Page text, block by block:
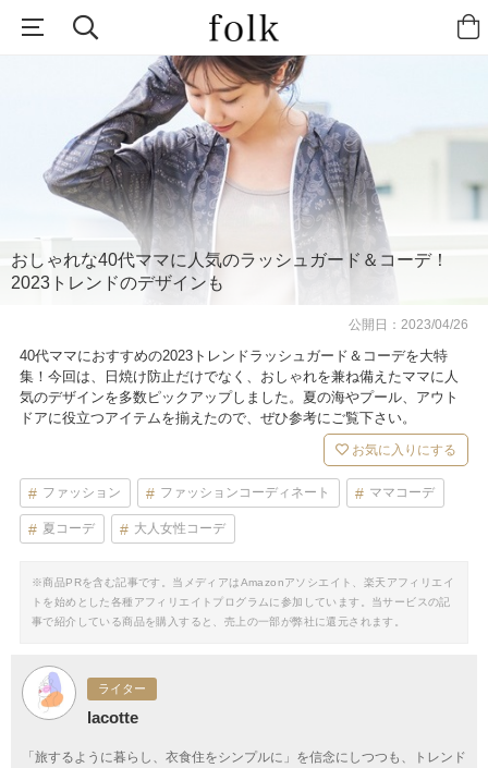
おしゃれな40代ママに人気のラッシュガード＆コーデ！
2023トレンドのデザインも
公開日：2023/04/26
40代ママにおすすめの2023トレンドラッシュガード＆コーデを大特
集！今回は、日焼け防止だけでなく、おしゃれを兼ね備えたママに人
気のデザインを多数ピックアップしました。夏の海やプール、アウト
ドアに役立つアイテムを揃えたので、ぜひ参考にご覧下さい。
お気に入りにする
ファッション ファッションコーディネート ママコーデ
夏コーデ 大人女性コーデ
※商品PRを含む記事です。当メディアはAmazonアソシエイト、楽天アフィリエイ
トを始めとした各種アフィリエイトプログラムに参加しています。当サービスの記
事で紹介している商品を購入すると、売上の一部が弊社に還元されます。
ライター
lacotte
「旅するように暮らし、衣食住をシンプルに」を信念にしつつも、トレンド